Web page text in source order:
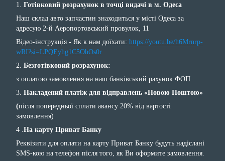
1. Готівковий розрахунок в точці видачі в м. Одеса
Наш склад авто запчастин знаходиться у місті Одеса за
адресую 2-й Аеропортовський провулок, 11
Відео-інструкція - Як к нам доїхати: https://youtu.be/h6Mrnrp-
wRI?si=LPQEyhg1C5OhOs0r
2. Безготівковий розрахунок:
з оплатою замовлення на наш банківський рахунок ФОП
3. Накладений платіж для відправлень «Новою Поштою»
(після попередньої сплати авансу 20% від вартості
замовлення)
4 . На карту Приват Банку
Реквізити для оплати на карту Приват Банку будуть надіслані
SMS-кою на телефон після того, як Ви оформите замовлення.